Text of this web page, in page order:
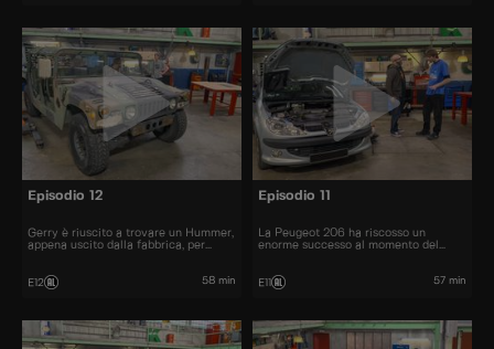
Episodio 12
Gerry è riuscito a trovare un Hummer,
appena uscito dalla fabbrica, per
E12 58 min
Episodio 11
La Peugeot 206 ha riscosso un
enorme successo al momento del
E11 57 min